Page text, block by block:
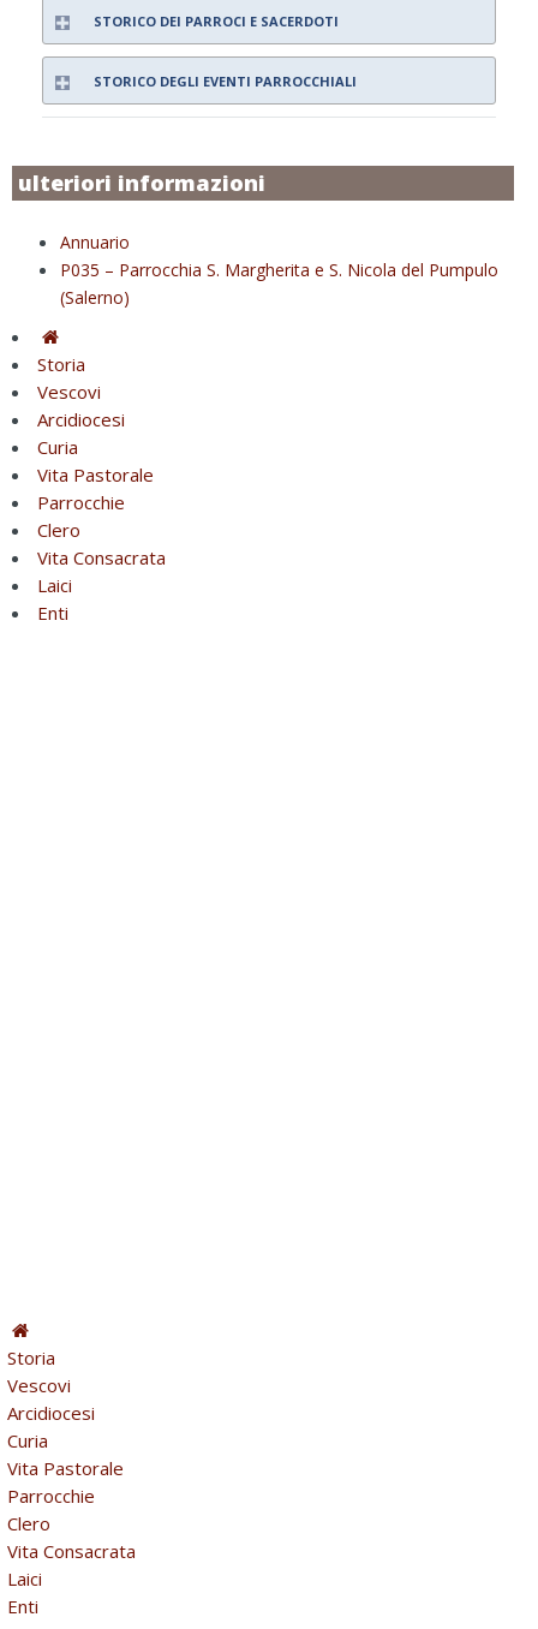
STORICO DEI PARROCI E SACERDOTI
STORICO DEGLI EVENTI PARROCCHIALI
ulteriori informazioni
Annuario
P035 – Parrocchia S. Margherita e S. Nicola del Pumpulo
(Salerno)
Storia
Vescovi
Arcidiocesi
Curia
Vita Pastorale
Parrocchie
Clero
Vita Consacrata
Laici
Enti
Storia
Vescovi
Arcidiocesi
Curia
Vita Pastorale
Parrocchie
Clero
Vita Consacrata
Laici
Enti